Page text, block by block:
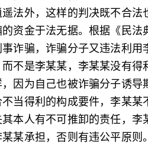
法外，这样的判决既不合法
资金于法无据。根据《民法
诈骗，诈骗分子又违法利用
不是李某某，李某某没有得
因为自己也被诈骗分子诱导
当得利的构成要件，李某某
本人有不可推卸的责任，李
某承担，否则有违公平原则